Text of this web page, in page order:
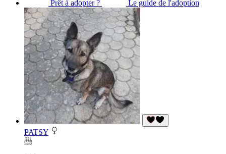
Prêt à adopter ? Le guide de l'adoption
PATSY